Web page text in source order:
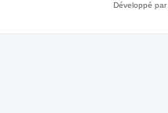
Développé par